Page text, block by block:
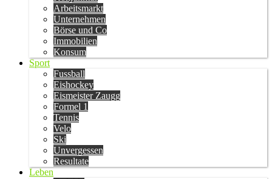
Arbeitsmarkt
Unternehmen
Börse und Co
Immobilien
Konsum
Sport
Fussball
Eishockey
Eismeister Zaugg
Formel 1
Tennis
Velo
Ski
Unvergessen
Resultate
Leben